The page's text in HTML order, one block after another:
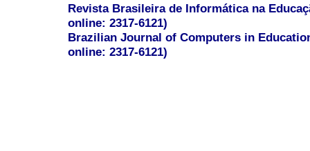
Revista Brasileira de Informática na
online: 2317-6121)
Brazilian Journal of Computers in
online: 2317-6121)